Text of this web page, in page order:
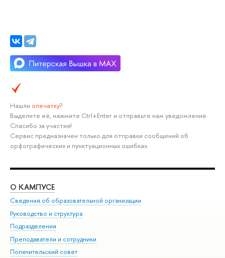
Нашли опечатку?
Выделите её, нажмите Ctrl+Enter и отправьте нам уведомление.
Спасибо за участие!
Сервис предназначен только для отправки сообщений об
орфографических и пунктуационных ошибках.
О КАМПУСЕ
Сведения об образовательной организации
Руководство и структура
Подразделения
Преподаватели и сотрудники
Попечительский совет